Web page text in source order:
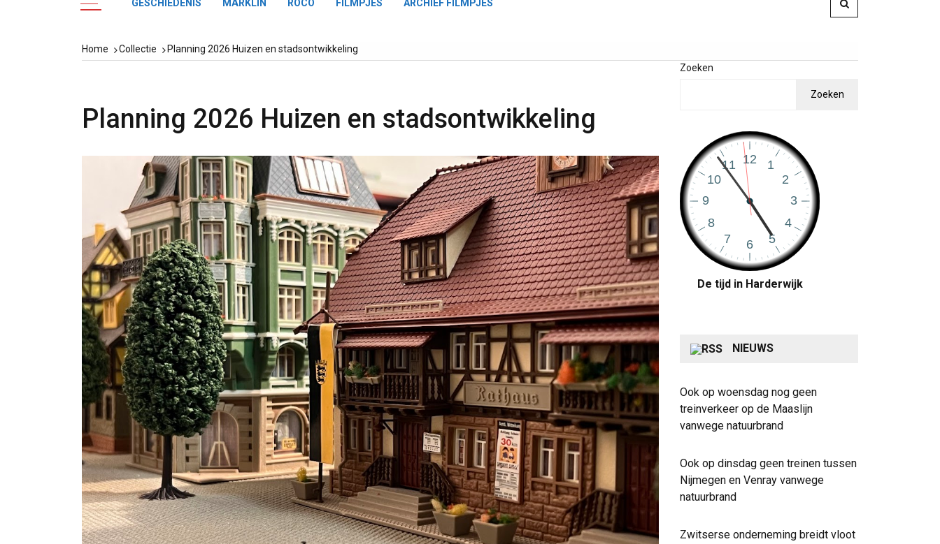
GESCHIEDENIS MÄRKLIN ROCO FILMPJES ARCHIEF FILMPJES
Home Collectie Planning 2026 Huizen en stadsontwikkeling
Planning 2026 Huizen en stadsontwikkeling
Zoeken
Zoeken
De tijd in Harderwijk
NIEUWS
Ook op woensdag nog geen
treinverkeer op de Maaslijn
vanwege natuurbrand
Ook op dinsdag geen treinen tussen
Nijmegen en Venray vanwege
natuurbrand
Zwitserse onderneming breidt vloot